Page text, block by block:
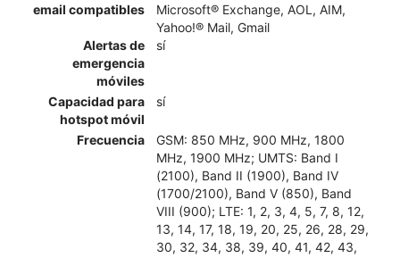
email compatibles
Microsoft® Exchange, AOL, AIM,
Yahoo!® Mail, Gmail
Alertas de
emergencia
móviles
sí
Capacidad para
hotspot móvil
sí
Frecuencia
GSM: 850 MHz, 900 MHz, 1800
MHz, 1900 MHz; UMTS: Band I
(2100), Band II (1900), Band IV
(1700/2100), Band V (850), Band
VIII (900); LTE: 1, 2, 3, 4, 5, 7, 8, 12,
13, 14, 17, 18, 19, 20, 25, 26, 28, 29,
30, 32, 34, 38, 39, 40, 41, 42, 43,